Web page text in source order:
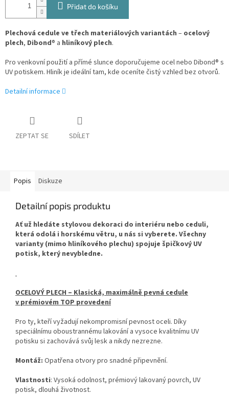
Přidat do košíku
Plechová cedule ve třech materiálových variantách – ocelový
plech, Dibond® a hliníkový plech.
Pro venkovní použití a přímé slunce doporučujeme ocel nebo Dibond® s
UV potiskem. Hliník je ideální tam, kde oceníte čistý vzhled bez otvorů.
Detailní informace
ZEPTAT SE SDÍLET
Popis Diskuze
Detailní popis produktu
Ať už hledáte stylovou dekoraci do interiéru nebo ceduli,
která odolá i horskému větru, u nás si vyberete. Všechny
varianty (mimo hliníkového plechu) spojuje špičkový UV
potisk, který nevybledne.
OCELOVÝ PLECH – Klasická, maximálně pevná cedule
v prémiovém TOP provedení
Pro ty, kteří vyžadují nekompromisní pevnost oceli. Díky
speciálnímu oboustrannému lakování a vysoce kvalitnímu UV
potisku si zachovává svůj lesk a nikdy nezrezne.
Montáž: Opatřena otvory pro snadné připevnění.
Vlastnosti: Vysoká odolnost, prémiový lakovaný povrch, UV
potisk, dlouhá životnost.